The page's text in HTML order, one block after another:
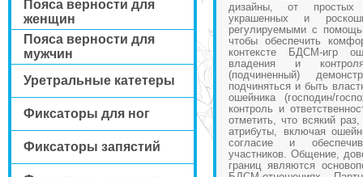
Пояса верности для
женщин
Пояса верности для
мужчин
Уретральные катетеры
Фиксаторы для ног
Фиксаторы запястий
дизайны, от
украшенных и
регулируемыми с
чтобы обеспечить
контексте БДСМ-игр
владения и
(подчиненный)
подчиняться и быть
ошейника (господин/
контроль и
отметить, что всякий
атрибуты, включая
согласие и
участников. Общение,
границ являются